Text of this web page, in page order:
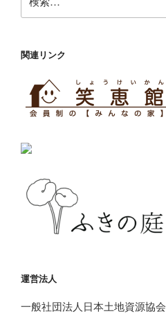
索:
関連リンク
運営法人
一般社団法人日本土地資源協会